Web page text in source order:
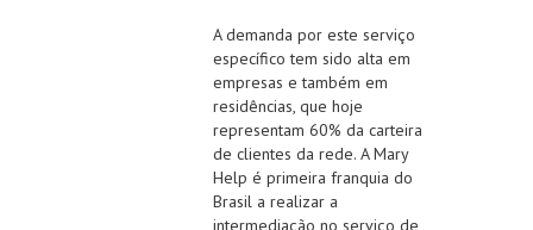
A demanda por este serviço
específico tem sido alta em
empresas e também em
residências, que hoje
representam 60% da carteira
de clientes da rede. A Mary
Help é primeira franquia do
Brasil a realizar a